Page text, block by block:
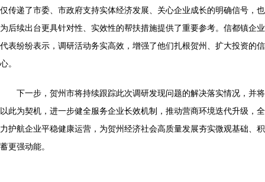
仅传递了市委、市政府支持实体经济发展、关心企业成长的明确信号，也
为后续出台更具针对性、实效性的帮扶措施提供了重要参考。信都镇企业
代表纷纷表示，调研活动务实高效，增强了他们扎根贺州、扩大投资的信
心。
下一步，贺州市将持续跟踪此次调研发现问题的解决落实情况，并将
以此为契机，进一步健全服务企业长效机制，推动营商环境迭代升级，全
力护航企业平稳健康运营，为贺州经济社会高质量发展夯实微观基础、积
蓄更强动能。